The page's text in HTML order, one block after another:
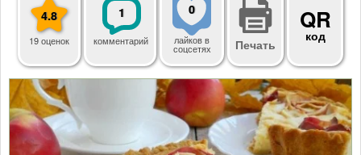
4.8
19 оценок
1
комментарий
0
лайковв
соцсетях Печать
QR
код